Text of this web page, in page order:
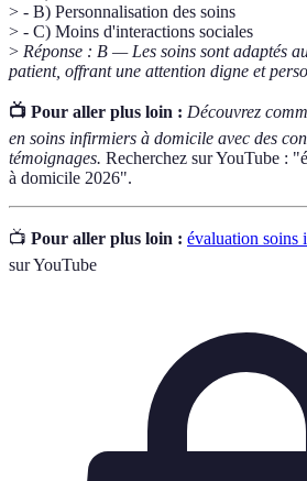
> - B) Personnalisation des soins
> - C) Moins d'interactions sociales
> Réponse : B — Les soins sont adaptés
patient, offrant une attention digne et
📺 Pour aller plus loin : Découvrez
en soins infirmiers à domicile avec des
témoignages. Recherchez sur YouTube :
à domicile 2026".
📺 Pour aller plus loin : évaluation soins
sur YouTube